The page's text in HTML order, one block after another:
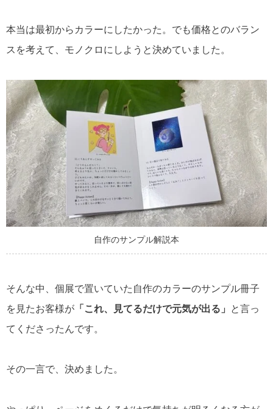
本当は最初からカラーにしたかった。でも価格とのバラン
スを考えて、モノクロにしようと決めていました。
自作のサンプル解説本
そんな中、個展で置いていた自作のカラーのサンプル冊子
を見たお客様が 「これ、見てるだけで元気が出る」
と言っ
てくださったんです。
その一言で、決めました。